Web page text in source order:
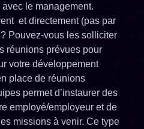
le management.
et directement (pas par
Pouvez-vous les solliciter
réunions prévues pour
votre développement
place de réunions
permet d’instaurer des
employé/employeur et de
missions à venir. Ce type